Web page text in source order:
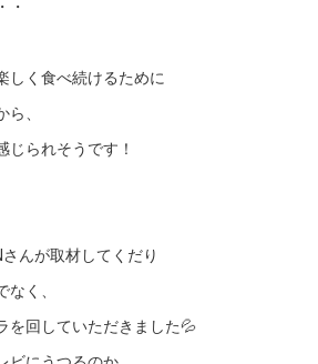
・
しく食べ続けるために
、
じられそうです！
んが取材してくだり
く、
を回していただきました💦